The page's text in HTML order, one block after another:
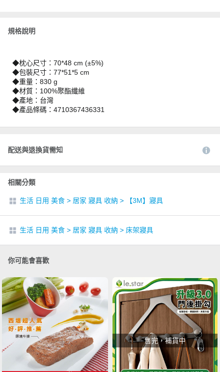
規格說明
◆枕心尺寸：70*48 cm (±5%)
◆包裝尺寸：77*51*5 cm
◆重量：830 g
◆材質：100%聚酯纖維
◆產地：台灣
◆產品條碼：4710367436331
配送與退換貨需知
相關分類
生活 日用 美食 > 居家 寢具 收納 > 【3M】寢具
生活 日用 美食 > 居家 寢具 收納 > 床架寢具
你可能會喜歡
售完，補貨中